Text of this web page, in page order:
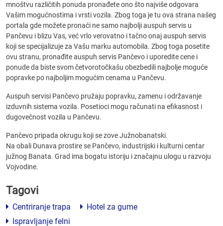
mnoštvu različitih ponuda pronađete ono što najviše odgovara
Vašim mogućnostima i vrsti vozila. Zbog toga je tu ova strana našeg
portala gde možete pronaći ne samo najbolji auspuh servis u
Pančevu i blizu Vas, već vrlo verovatno i tačno onaj auspuh servis
koji se specijalizuje za Vašu marku automobila. Zbog toga posetite
ovu stranu, pronađite auspuh servis Pančevo i uporedite cene i
ponude da biste svom četvorotočkašu obezbedili najbolje moguće
popravke po najboljim mogućim cenama u Pančevu.
Auspuh servisi Pančevo pružaju popravku, zamenu i održavanje
izduvnih sistema vozila. Posetioci mogu računati na efikasnost i
dugovečnost vozila u Pančevu.
Pančevo pripada okrugu koji se zove Južnobanatski.
Na obali Dunava prostire se Pančevo, industrijski i kulturni centar
južnog Banata. Grad ima bogatu istoriju i značajnu ulogu u razvoju
Vojvodine.
Tagovi
Centriranje trapa
Hotel za gume
Ispravljanje felni